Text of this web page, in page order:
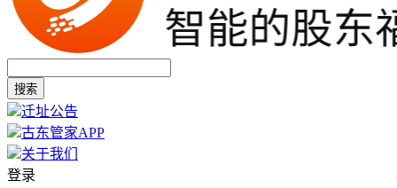
搜索
迁址公告
古东管家APP
关于我们
登录